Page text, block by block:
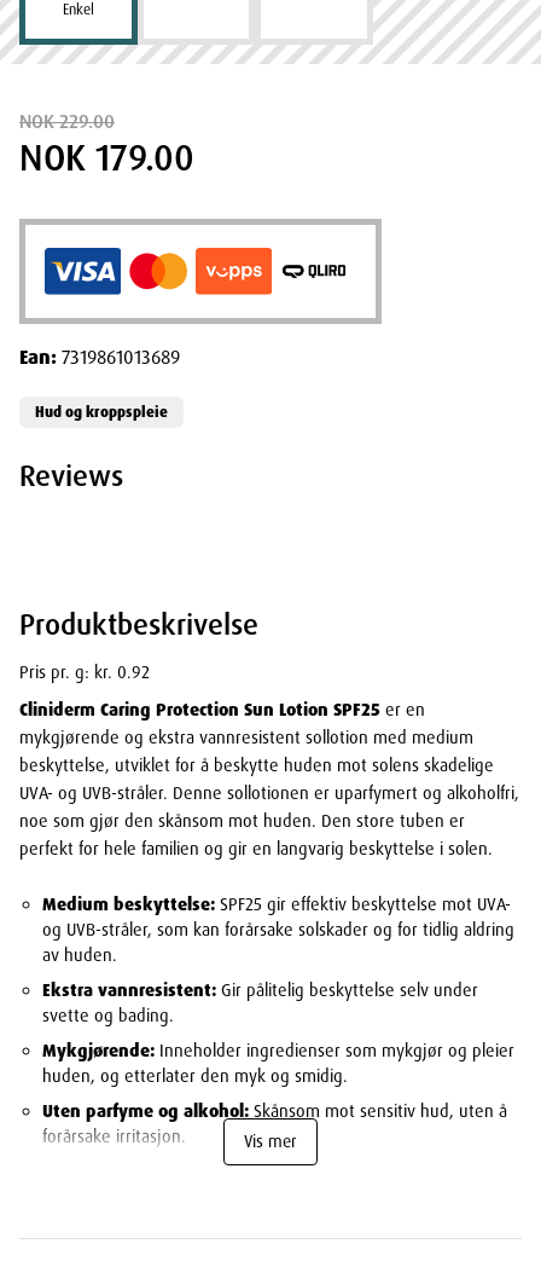
Produktbeskrivelse
Pris pr. g: kr. 0.92
Cliniderm Caring Protection Sun Lotion SPF25 er en
mykgjørende og ekstra vannresistent sollotion med medium
beskyttelse, utviklet for å beskytte huden mot solens skadelige
UVA- og UVB-stråler. Denne sollotionen er uparfymert og alkoholfri,
noe som gjør den skånsom mot huden. Den store tuben er
perfekt for hele familien og gir en langvarig beskyttelse i solen.
Medium beskyttelse: SPF25 gir effektiv beskyttelse mot UVA-
og UVB-stråler, som kan forårsake solskader og for tidlig aldring
av huden.
Ekstra vannresistent: Gir pålitelig beskyttelse selv under
svette og bading.
Mykgjørende: Inneholder ingredienser som mykgjør og pleier
huden, og etterlater den myk og smidig.
Uten parfyme og alkohol: Skånsom mot sensitiv hud, uten å
forårsake irritasjon.
Den store størrelsen gjør den ideell for hele
Bruksområder
Vis mer
Enkel
NOK 229.00
NOK 179.00
Ean:7319861013689
Hud og kroppspleie
Reviews